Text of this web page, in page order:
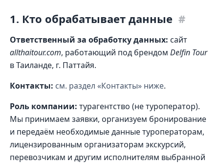
1. Кто обрабатывает данные #
Ответственный за обработку данных: сайт
allthaitour.com, работающий под брендом Delfin Tour
в Таиланде, г. Паттайя.
Контакты: см. раздел «Контакты» ниже.
Роль компании: турагентство (не туроператор).
Мы принимаем заявки, организуем бронирование
и передаём необходимые данные туроператорам,
лицензированным организаторам экскурсий,
перевозчикам и другим исполнителям выбранной